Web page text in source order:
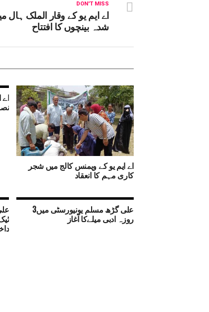
DON'T MISS
اے ایم یو کے وقار الملک
شدہ بینچوں کا افتتاح
اے ایم یو کے ویمنس کالج میں شجر
کاری مہم کا انعقاد
علی گڑھ مسلم یونیورسٹی میں3
روزہ ادبی میلےکا آغاز